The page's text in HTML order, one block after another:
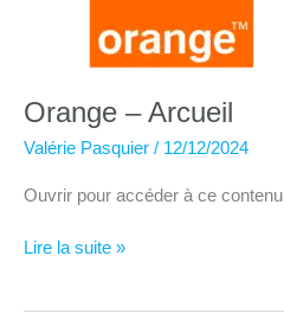
Orange – Arcueil
Valérie Pasquier / 12/12/2024
Ouvrir pour accéder à ce contenu
Orange
Lire la suite »